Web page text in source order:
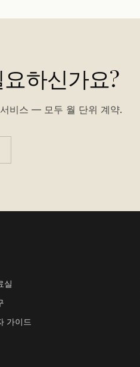
하신가요?
비스 — 모두 월 단위 계약.
실
가이드